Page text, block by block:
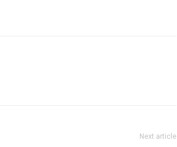
Next article